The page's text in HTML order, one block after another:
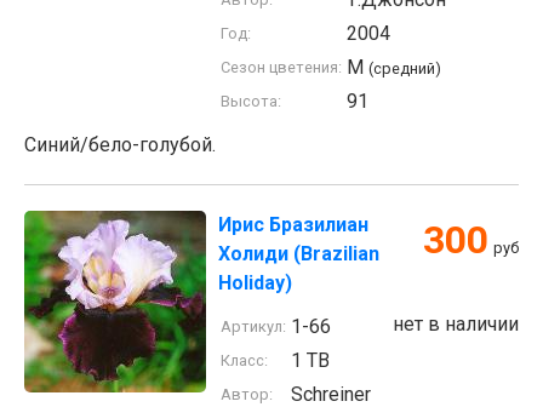
Год: 2004
Сезон цветения: M (средний)
Высота:
91
Синий/бело-голубой.
Ирис Бразилиан
Холиди (Brazilian
Holiday)
300 руб
нет в наличии
Артикул: 1-66
Класс: 1 TB
Автор: Schreiner